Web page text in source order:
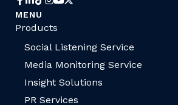
MENU
Products
Social Listening Service
Media Monitoring Service
Insight Solutions
PR Services